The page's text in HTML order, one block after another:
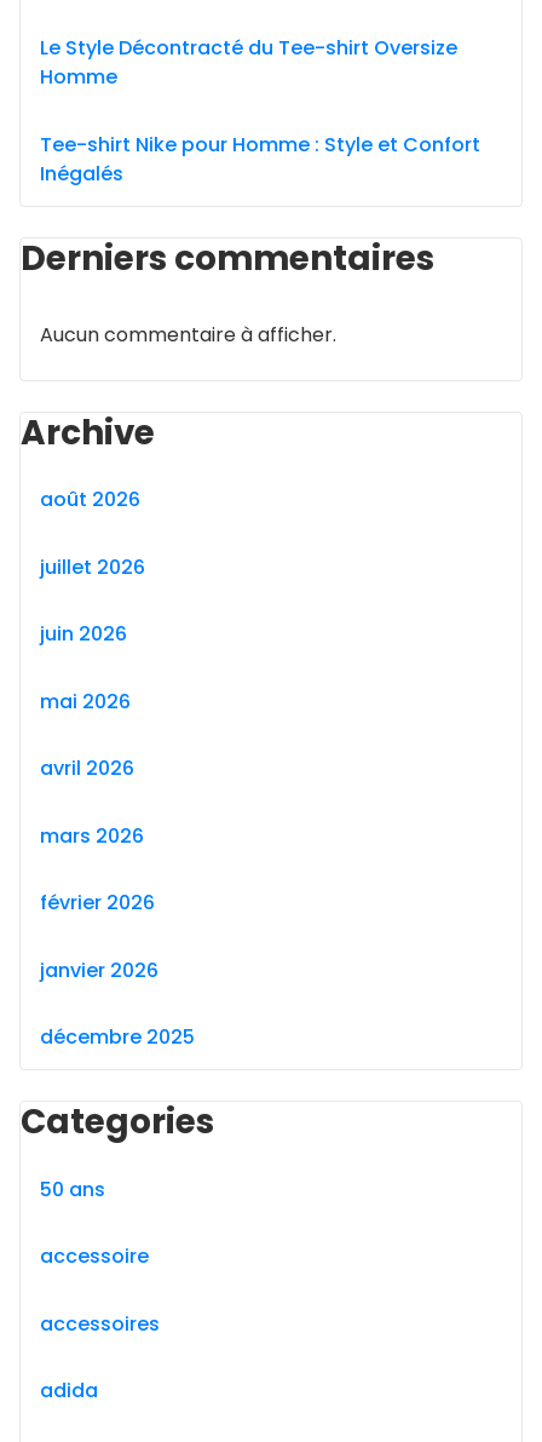
Le Style Décontracté du Tee-shirt Oversize
Homme
Tee-shirt Nike pour Homme : Style et Confort
Inégalés
Derniers commentaires
Aucun commentaire à afficher.
Archive
août 2026
juillet 2026
juin 2026
mai 2026
avril 2026
mars 2026
février 2026
janvier 2026
décembre 2025
Categories
50 ans
accessoire
accessoires
adida